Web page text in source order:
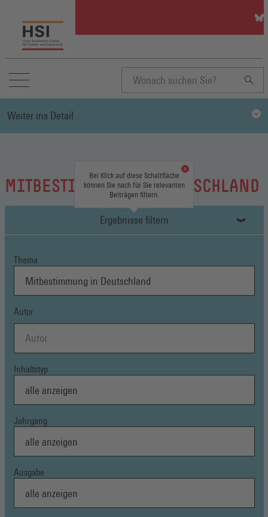
HSI
auf
in
Suchbegriff
eingeben
MITBESTIMMUNG IN DEUTSCHLAND
Ergebnisse filtern
Bei Klick auf diese Schaltfläche
können Sie nach für Sie relevanten
Beiträgen filtern.
Thema
Autor
Inhaltstyp
Jahrgang
Ausgabe
Weiter ins Detail